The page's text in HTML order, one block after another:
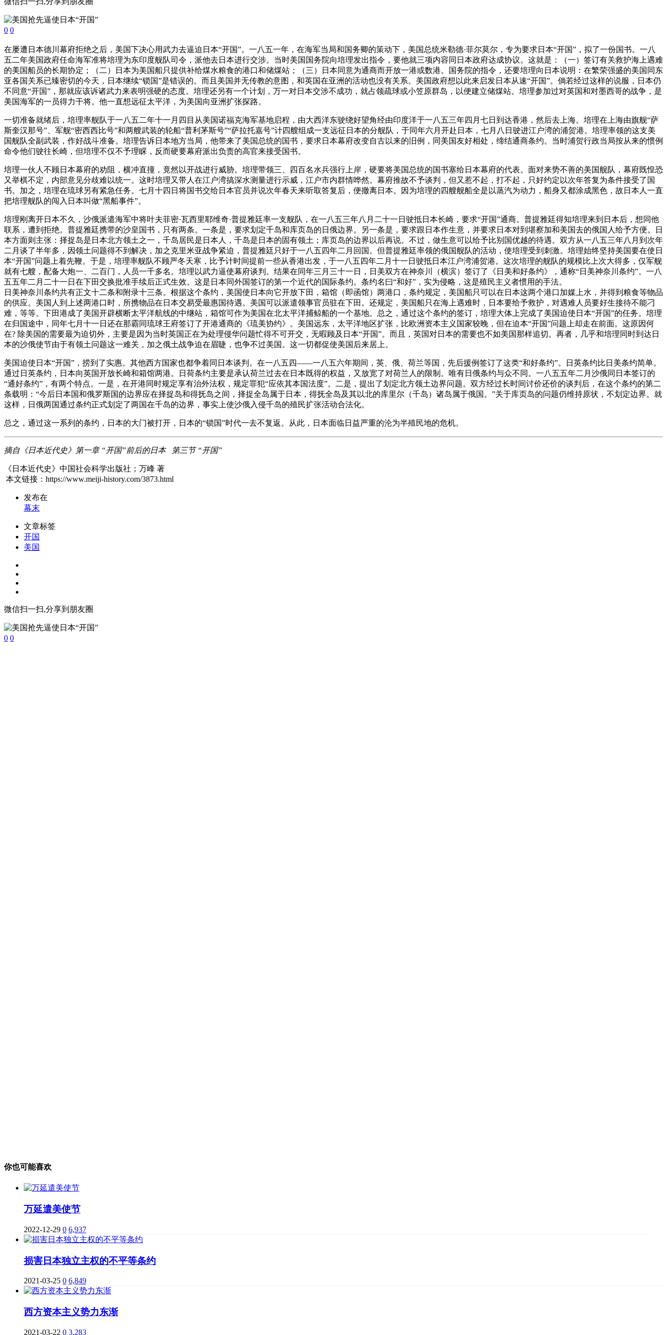
0 0
在屡遭日本德川幕府拒绝之后，美国下决心用武力去逼迫日本“开国”。一八五一年，在海军当局和国务卿的策动下，美国总统米勒德·菲尔莫尔，专为要求日本“开国”，拟了一份国书。一八
五二年美国政府任命海军准将培理为东印度舰队司令，派他去日本进行交涉。当时美国国务院向培理发出指令，要他就三项内容同日本政府达成协议。这就是：（一）签订有关救护海上遇难
的美国船员的长期协定；（二）日本为美国船只提供补给煤水粮食的港口和储煤站；（三）日本同意为通商而开放一港或数港。国务院的指令，还要培理向日本说明：在繁荣强盛的美国同东
亚各国关系已臻密切的今天，日本继续“锁国”是错误的。而且美国并无传教的意图，和英国在亚洲的活动也没有关系。美国政府想以此来启发日本从速“开国”。倘若经过这样的说服，日本仍
不同意“开国”，那就应该诉诸武力来表明强硬的态度。培理还另有一个计划，万一对日本交涉不成功，就占领疏球或小笠原群岛，以便建立储煤站。培理参加过对英国和对墨西哥的战争，是
美国海军的一员得力干将。他一直想远征太平洋，为美国向亚洲扩张探路。
一切准备就绪后，培理率舰队于一八五二年十一月四目从美国诺福克海军基地启程，由大西洋东驶绕好望角经由印度洋于一八五三年四月七日到达香港，然后去上海。培理在上海由旗舰“萨
斯奎汉那号”、军舰“密西西比号”和两艘武装的轮船“普利茅斯号”“萨拉托嘉号”计四艘组成一支远征日本的分舰队，于同年六月开赴日本，七月八日驶进江户湾的浦贺港。培理率领的这支美
国舰队全副武装，作好战斗准备。培理告诉日本地方当局，他带来了美国总统的国书，要求日本幕府改变自古以来的旧例，同美国友好相处，缔结通商条约。当时浦贺行政当局按从来的惯例
命令他们驶往长崎，但培理不仅不予理睬，反而硬要幕府派出负责的高官来接受国书。
培理一伙人不顾日本幕府的劝阻，横冲直撞，竟然以开战进行威胁。培理带领三、四百名水兵强行上岸，硬要将美国总统的国书塞给日本幕府的代表。面对来势不善的美国舰队，幕府既惶恐
又举棋不定，内部意见分歧难以统一。这时培理又带人在江户湾搞深水测量进行示威，江户市内群情哗然。幕府推故不予谈判，但又惹不起，打不起，只好约定以次年答复为条件接受了国
书。加之，培理在琉球另有紧急任务。七月十四日将国书交给日本官员并说次年春天来听取答复后，便撤离日本。因为培理的四艘舰船全是以蒸汽为动力，船身又都涂成黑色，故日本人一直
把培理舰队的闯入日本叫做“黑船事件”。
培理刚离开日本不久，沙俄派遣海军中将叶夫菲密·瓦西里耶维奇·普提雅廷率一支舰队，在一八五三年八月二十一日驶抵日本长崎，要求“开国”通商。普提雅廷得知培理来到日本后，想同他
联系，遭到拒绝。普提雅廷携带的沙皇国书，只有两条。一条是，要求划定千岛和库页岛的日俄边界。另一条是，要求跟日本作生意，并要求日本对到堪察加和美国去的俄国人给予方便。日
本方面则主张：择捉岛是日本北方领土之一，千岛居民是日本人，千岛是日本的固有领土；库页岛的边界以后再说。不过，做生意可以给予比别国优越的待遇。双方从一八五三年八月到次年
二月谈了半年多，因领土问题得不到解决，加之克里米亚战争紧迫，普提雅廷只好于一八五四年二月回国。但普提雅廷率领的俄国舰队的活动，使培理受到刺激。培理始终坚持美国要在使日
本“开国”问题上着先鞭。于是，培理率舰队不顾严冬天寒，比予计时间提前一些从香港出发，于一八五四年二月十一日驶抵日本江户湾浦贺港。这次培理的舰队的规模比上次大得多，仅军舰
就有七艘，配备大炮一、二百门，人员一千多名。培理以武力逼使幕府谈判。结果在同年三月三十一日，日美双方在神奈川（横滨）签订了《日美和好条约》，通称“日美神奈川条约”。一八
五五年二月二十一日在下田交换批准手续后正式生效。这是日本同外国签订的第一个近代的国际条约。条约名曰“和好”，实为侵略，这是殖民主义者惯用的手法。
日美神奈川条约共有正文十二条和附录十三条。根据这个条约，美国使日本向它开放下田，箱馆（即函馆）两港口，条约规定，美国船只可以在日本这两个港口加媒上水，并得到粮食等物品
的供应。美国人到上述两港口时，所携物品在日本交易受最惠国待遇。美国可以派遣领事官员驻在下田。还规定，美国船只在海上遇难时，日本要给予救护，对遇难人员要好生接待不能刁
难，等等。下田港成了美国开辟横断太平洋航线的中继站，箱馆可作为美国在北太平洋捕鲸船的一个基地。总之，通过这个条约的签订，培理大体上完成了美国迫使日本“开国”的任务。培理
在归国途中，同年七月十一日还在那霸同琉球王府签订了开港通商的《琉美协约》。美国远东，太平洋地区扩张，比欧洲资本主义国家较晚，但在迫本“开国”问题上却走在前面。这原因何
在? 除美国的需要最为迫切外，主要是因为当时英国正在为处理侵华问题忙得不可开交，无暇顾及日本“开国”。而且，英国对日本的需要也不如美国那样追切。再者，几乎和培理同时到达日
本的沙俄使节由于有领土问题这一难关，加之俄土战争迫在眉睫，也争不过美国。这一切都促使美国后来居上。
美国迫使日本“开国”，捞到了实惠。其他西方国家也都争着同日本谈判。在一八五四——一八五六年期间，英、俄、荷兰等国，先后援例签订了这类“和好条约”。日英条约比日美条约简单。
通过日英条约，日本向英国开放长崎和箱馆两港。日荷条约主要是承认荷兰过去在日本既得的权益，又放宽了对荷兰人的限制。唯有日俄条约与众不同。一八五五年二月沙俄同日本签订的
“通好条约”，有两个特点。一是，在开港同时规定享有治外法权，规定罪犯“应依其本国法度”。二是，提出了划定北方领土边界问题。双方经过长时间讨价还价的谈判后，在这个条约的第二
条载明：“今后日本国和俄罗斯国的边界应在择捉岛和得抚岛之间，择捉全岛属于日本，得抚全岛及其以北的库里尔（千岛）诸岛属于俄国。”关于库页岛的问题仍维持原状，不划定边界。就
这样，日俄两国通过条约正式划定了两国在千岛的边界，事实上使沙俄入侵千岛的殖民扩张活动合法化。
总之，通过这一系列的条约，日本的大门被打开，日本的“锁国”时代一去不复返。从此，日本面临日益严重的沦为半殖民地的危机。
摘自《日本近代史》第一章 “开国”前后的日本 第三节 “开国”
《日本近代史》中国社会科学出版社；万峰 著
本文链接：https://www.meiji-history.com/3873.html
发布在
幕末
文章标签
开国
美国
微信扫一扫,分享到朋友圈
0 0
你也可能喜欢
万延遣美使节
2022-12-29 0 6,937
损害日本独立主权的不平等条约
2021-03-25 0 6,849
西方资本主义势力东渐
2021-03-22 0 3,283